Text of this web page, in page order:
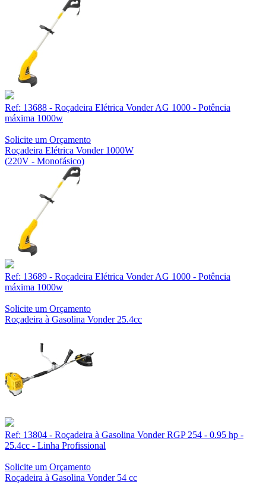
Ref: 13688 - Roçadeira Elétrica Vonder AG 1000 - Potência
máxima 1000w
Solicite um Orçamento
Roçadeira Elétrica Vonder 1000W
(220V - Monofásico)
Ref: 13689 - Roçadeira Elétrica Vonder AG 1000 - Potência
máxima 1000w
Solicite um Orçamento
Roçadeira à Gasolina Vonder 25.4cc
Ref: 13804 - Roçadeira à Gasolina Vonder RGP 254 - 0.95 hp -
25.4cc - Linha Profissional
Solicite um Orçamento
Roçadeira à Gasolina Vonder 54 cc